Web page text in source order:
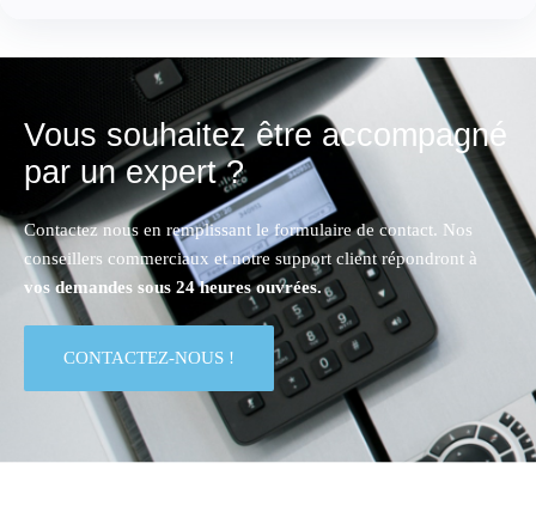
Vous souhaitez être accompagné
par un expert ?
Contactez nous en remplissant le formulaire de contact. Nos
conseillers commerciaux et notre support client répondront à
vos demandes sous 24 heures ouvrées.
CONTACTEZ-NOUS !